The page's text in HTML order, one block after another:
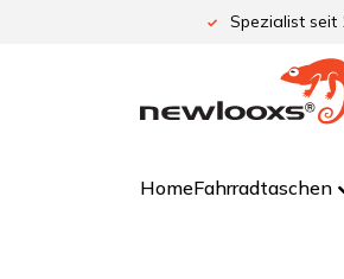
Spezialist seit
HomeFahrradtaschen